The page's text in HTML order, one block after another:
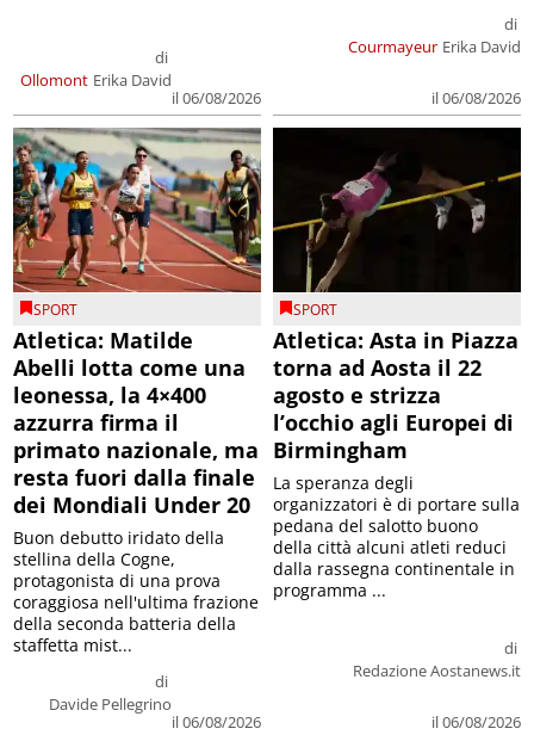
Ollomont
di
Erika David
il 06/08/2026
Courmayeur
di
Erika David
il 06/08/2026
SPORT
Atletica: Matilde
Abelli lotta come una
leonessa, la 4×400
azzurra firma il
primato nazionale, ma
resta fuori dalla finale
dei Mondiali Under 20
di
Davide Pellegrino
il 06/08/2026
Buon debutto iridato della
stellina della Cogne,
protagonista di una prova
coraggiosa nell'ultima frazione
della seconda batteria della
staffetta mist...
SPORT
Atletica: Asta in Piazza
torna ad Aosta il 22
agosto e strizza
l’occhio agli Europei di
Birmingham
di
Redazione Aostanews.it
il 06/08/2026
La speranza degli
organizzatori è di portare sulla
pedana del salotto buono
della città alcuni atleti reduci
dalla rassegna continentale in
programma ...